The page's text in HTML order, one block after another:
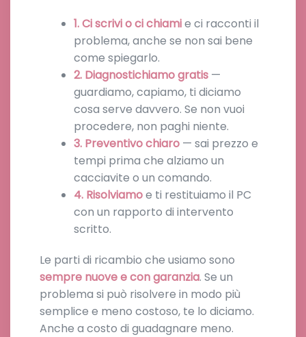
1. Ci scrivi o ci chiamie ci racconti il
problema, anche se non sai bene
come spiegarlo.
2. Diagnostichiamo gratis —
guardiamo, capiamo, ti diciamo
cosa serve davvero. Se non vuoi
procedere, non paghi niente.
3. Preventivo chiaro — sai prezzo e
tempi prima che alziamo un
cacciavite o un comando.
4. Risolviamoe ti restituiamo il PC
con un rapporto di intervento
scritto.
Le parti di ricambio che usiamo sono
sempre nuove e con garanzia. Se un
problema si può risolvere in modo più
semplice e meno costoso, te lo diciamo.
Anche a costo di guadagnare meno.